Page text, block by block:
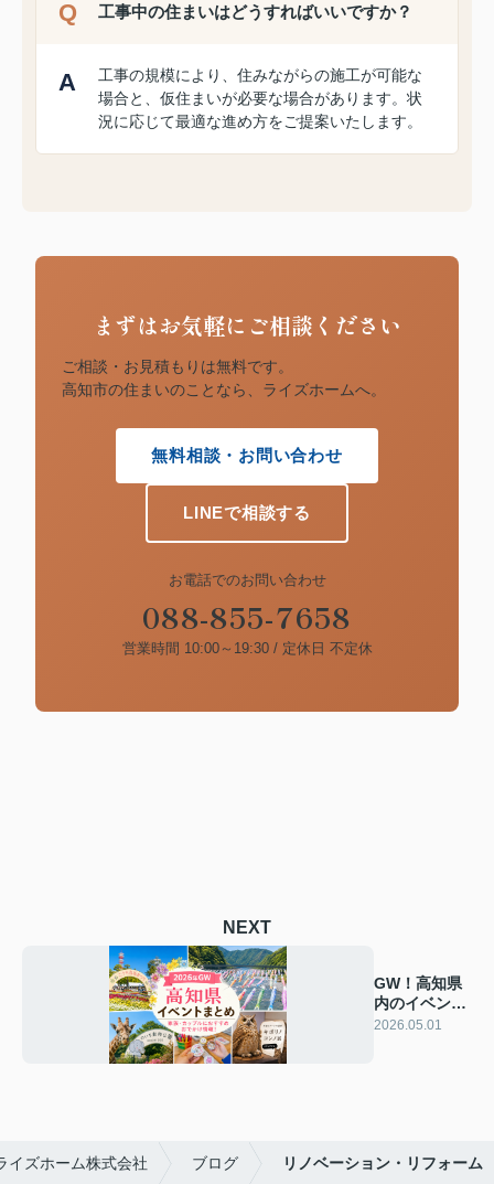
工事中の住まいはどうすればいいですか？
工事の規模により、住みながらの施工が可能な
場合と、仮住まいが必要な場合があります。状
況に応じて最適な進め方をご提案いたします。
まずはお気軽にご相談ください
ご相談・お見積もりは無料です。
高知市の住まいのことなら、ライズホームへ。
無料相談・お問い合わせ
LINEで相談する
お電話でのお問い合わせ
088-855-7658
営業時間 10:00～19:30 / 定休日 不定休
NEXT
GW！高知県
内のイベント
をご紹介(/・
2026.05.01
イズホーム株式会社 ブログ リノベーション・リフォーム